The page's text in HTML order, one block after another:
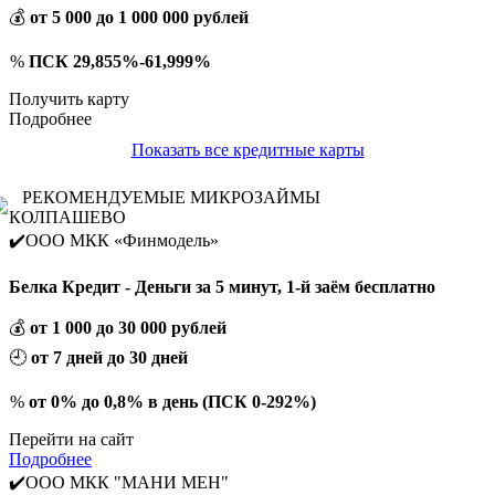
💰 от 5 000 до 1 000 000 рублей
% ПСК 29,855%-61,999%
Получить карту
Подробнее
Показать все кредитные карты
РЕКОМЕНДУЕМЫЕ МИКРОЗАЙМЫ
КОЛПАШЕВО
✔️ООО МКК «Финмодель»
Белка Кредит - Деньги за 5 минут, 1-й заём бесплатно
💰 от 1 000 до 30 000 рублей
🕘 от 7 дней до 30 дней
% от 0% до 0,8% в день (ПСК 0-292%)
Перейти на сайт
Подробнее
✔️ООО МКК "МАНИ МЕН"